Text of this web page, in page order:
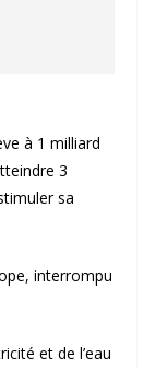
à 1 milliard
3
sa
interrompu
et de l’eau